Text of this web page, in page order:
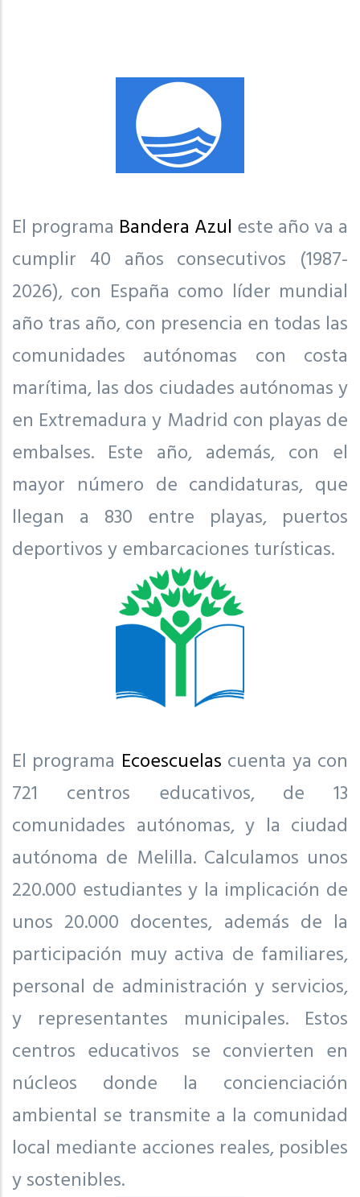
El programa Bandera Azul este año va a
cumplir 40 años consecutivos (1987-
2026), con España como líder mundial
año tras año, con presencia en todas las
comunidades autónomas con costa
marítima, las dos ciudades autónomas y
en Extremadura y Madrid con playas de
embalses. Este año, además, con el
mayor número de candidaturas, que
llegan a 830 entre playas, puertos
deportivos y embarcaciones turísticas.
El programa Ecoescuelas cuenta ya con
721 centros educativos, de 13
comunidades autónomas, y la ciudad
autónoma de Melilla. Calculamos unos
220.000 estudiantes y la implicación de
unos 20.000 docentes, además de la
participación muy activa de familiares,
personal de administración y servicios,
y representantes municipales. Estos
centros educativos se convierten en
núcleos donde la concienciación
ambiental se transmite a la comunidad
local mediante acciones reales, posibles
y sostenibles.